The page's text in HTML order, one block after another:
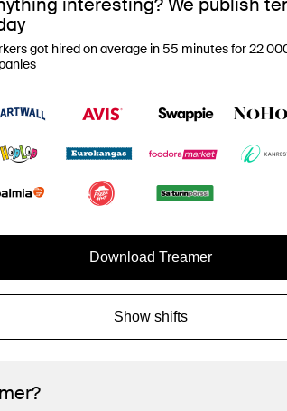
got hired on average in 55 minutes for 22
Download Treamer
Show shifts